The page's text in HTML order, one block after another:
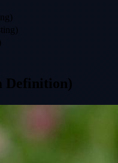
Definition)